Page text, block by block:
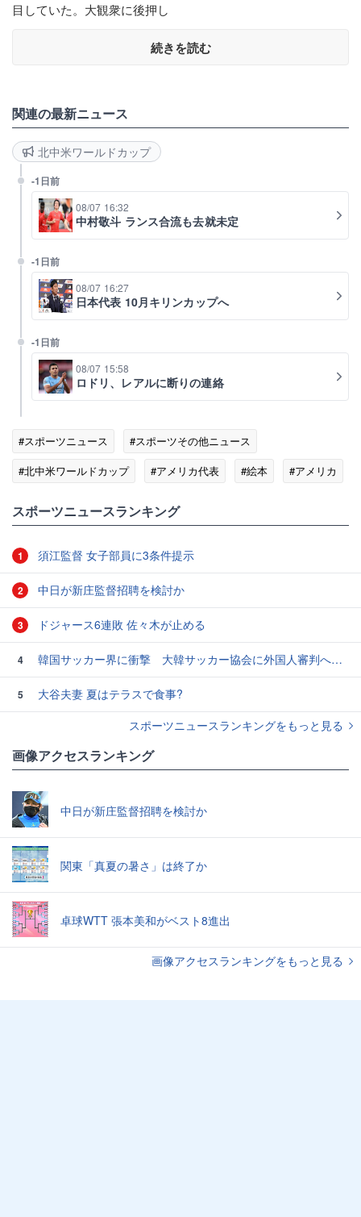
目していた。大観衆に後押し
続きを読む
関連の最新ニュース
北中米ワールドカップ
-1日前
08/07 16:32
中村敬斗 ランス合流も去就未定
-1日前
08/07 16:27
日本代表 10月キリンカップへ
-1日前
08/07 15:58
ロドリ、レアルに断りの連絡
#スポーツニュース
#スポーツその他ニュース
#北中米ワールドカップ
#アメリカ代表 #絵本
#アメリカ
スポーツニュースランキング
1 須江監督 女子部員に3条件提示
2 中日が新庄監督招聘を検討か
3 ドジャース6連敗 佐々木が止める
4 韓国サッカー界に衝撃 大韓サッカー協会に外国人審判への“性的接待”疑惑 韓国メディアが報道
5
大谷夫妻 夏はテラスで食事?
スポーツニュースランキングをもっと見る
画像アクセスランキング
中日が新庄監督招聘を検討か
関東「真夏の暑さ」は終了か
卓球WTT 張本美和がベスト8進出
画像アクセスランキングをもっと見る